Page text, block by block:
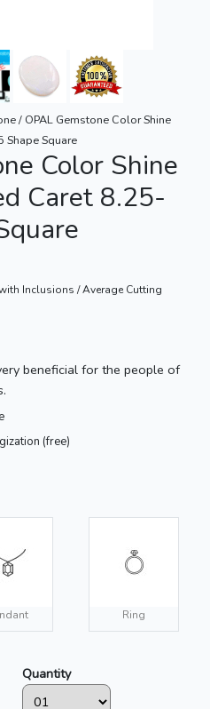
/ OPAL Gemstone Color Shine
Square
Color Shine
Caret 8.25-
Inclusions / Average Cutting
beneficial for the people of
(free)
Ring
Quantity